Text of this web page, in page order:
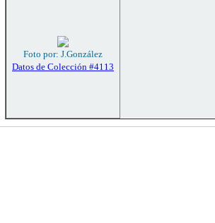
Foto por: J.González
Datos de Colección #4113